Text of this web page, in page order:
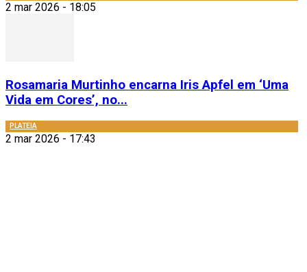
2 mar 2026 - 18:05
Rosamaria Murtinho encarna Iris Apfel em ‘Uma
Vida em Cores’, no...
PLATEIA
2 mar 2026 - 17:43